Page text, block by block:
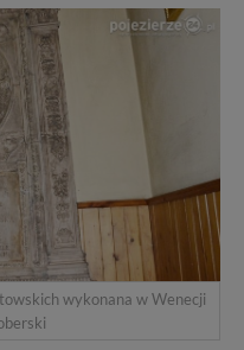
wykonana w Wenecji